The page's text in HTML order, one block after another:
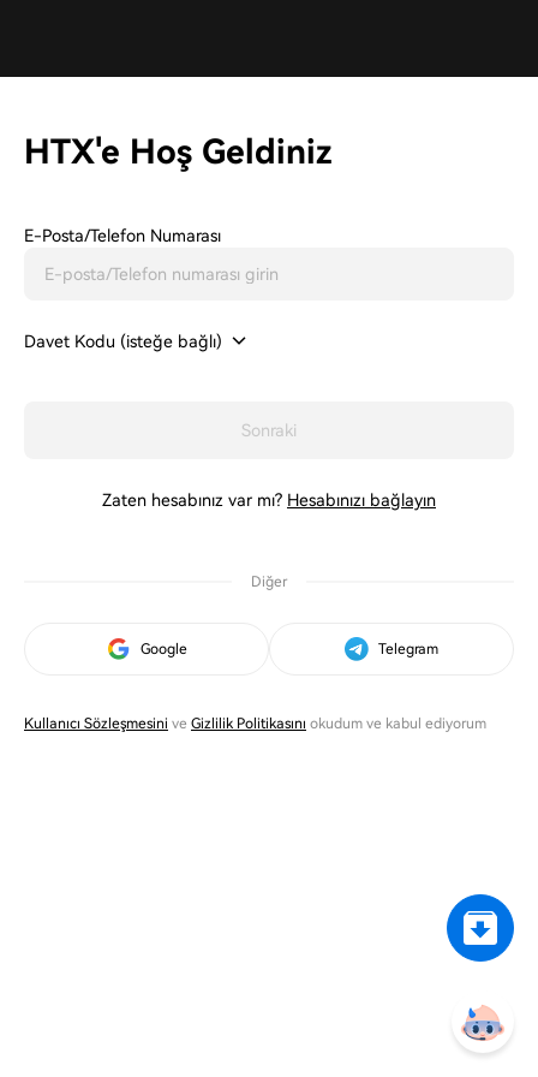
HTX'e Hoş Geldiniz
E-Posta/Telefon Numarası
Davet Kodu (isteğe bağlı)
Sonraki
Zaten hesabınız var mı? Hesabınızı bağlayın
Diğer
Google Telegram
Kullanıcı Sözleşmesini ve Gizlilik Politikasını okudum ve kabul ediyorum